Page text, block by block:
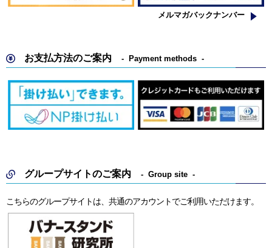
メルマガバックナンバー
お支払方法のご案内 Payment methods
グループサイトのご案内 Group site
こちらのグループサイトは、共通のアカウントでご利用いただけます。